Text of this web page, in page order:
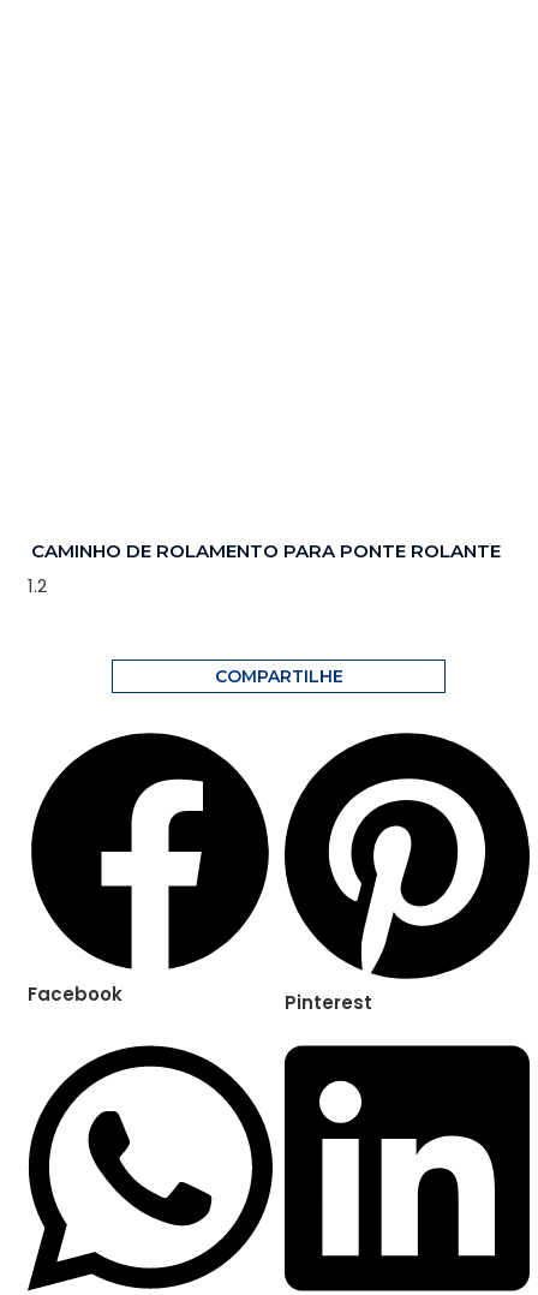
CAMINHO DE ROLAMENTO PARA PONTE ROLANTE
COMPARTILHE
Facebook Pinterest